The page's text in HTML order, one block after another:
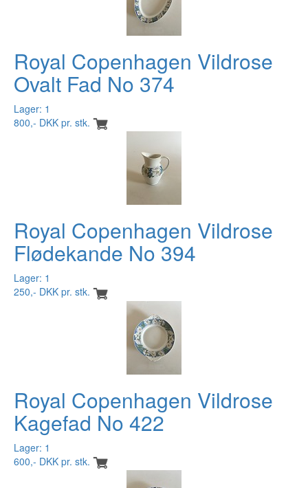
Royal Copenhagen Vildrose
Ovalt Fad No 374
Lager: 1
800,- DKK pr. stk.
Royal Copenhagen Vildrose
Flødekande No 394
Lager: 1
250,- DKK pr. stk.
Royal Copenhagen Vildrose
Kagefad No 422
Lager: 1
600,- DKK pr. stk.